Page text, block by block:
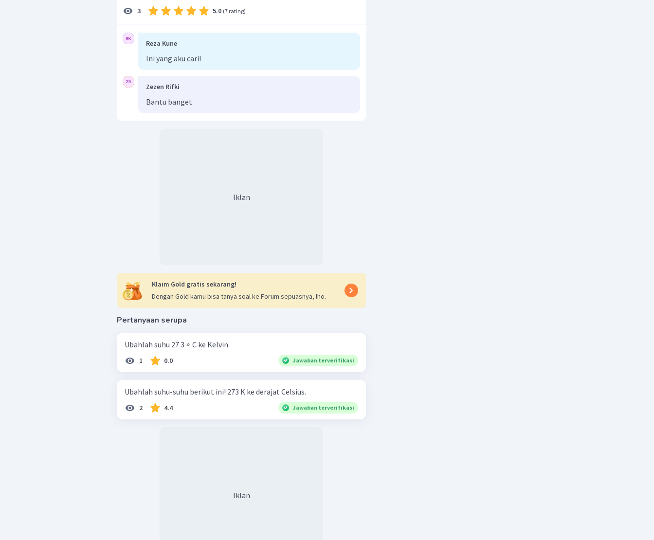
3 5.0 (7 rating)
Reza Kune
Ini yang aku cari!
Zezen Rifki
Bantu banget
Iklan
Klaim Gold gratis sekarang!
Dengan Gold kamu bisa tanya soal ke Forum sepuasnya, lho.
Pertanyaan serupa
Ubahlah suhu 27 3 ∘ C ke Kelvin
1 0.0 Jawaban terverifikasi
Ubahlah suhu-suhu berikut ini! 273 K ke derajat Celsius.
2 4.4 Jawaban terverifikasi
Iklan